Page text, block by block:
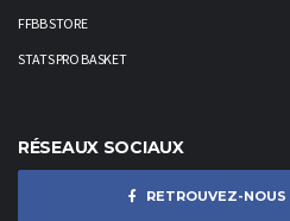
FFBB STORE
STATS PRO BASKET
RÉSEAUX SOCIAUX
RETROUVEZ-NOUS